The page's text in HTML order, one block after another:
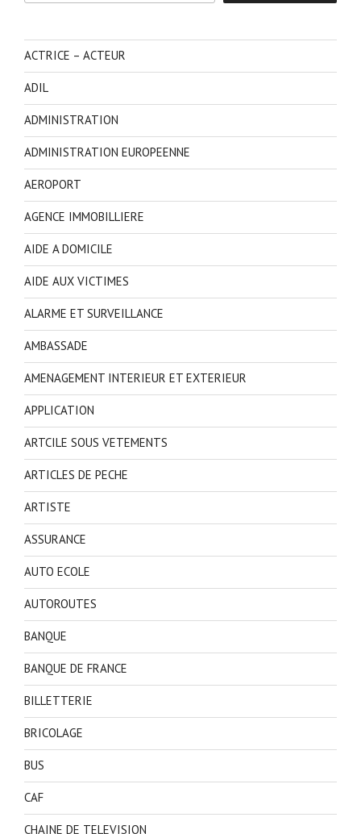
ACTRICE – ACTEUR
ADIL
ADMINISTRATION
ADMINISTRATION EUROPEENNE
AEROPORT
AGENCE IMMOBILLIERE
AIDE A DOMICILE
AIDE AUX VICTIMES
ALARME ET SURVEILLANCE
AMBASSADE
AMENAGEMENT INTERIEUR ET EXTERIEUR
APPLICATION
ARTCILE SOUS VETEMENTS
ARTICLES DE PECHE
ARTISTE
ASSURANCE
AUTO ECOLE
AUTOROUTES
BANQUE
BANQUE DE FRANCE
BILLETTERIE
BRICOLAGE
BUS
CAF
CHAINE DE TELEVISION